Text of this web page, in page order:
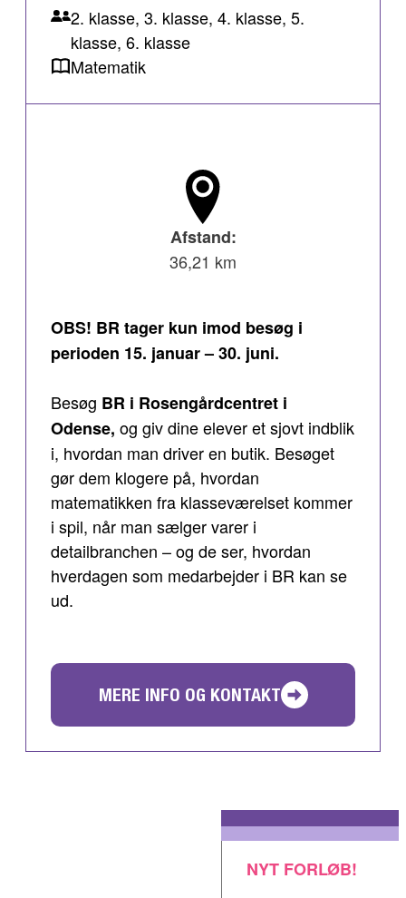
2. klasse, 3. klasse, 4. klasse, 5.
klasse, 6. klasse
Matematik
Afstand:
36,21 km
OBS! BR tager kun imod besøg i
perioden 15. januar – 30. juni.
Besøg BR i Rosengårdcentret i
Odense, og giv dine elever et sjovt indblik
i, hvordan man driver en butik. Besøget
gør dem klogere på, hvordan
matematikken fra klasseværelset kommer
i spil, når man sælger varer i
detailbranchen – og de ser, hvordan
hverdagen som medarbejder i BR kan se
ud.
MERE INFO OG KONTAKT
NYT FORLØB!